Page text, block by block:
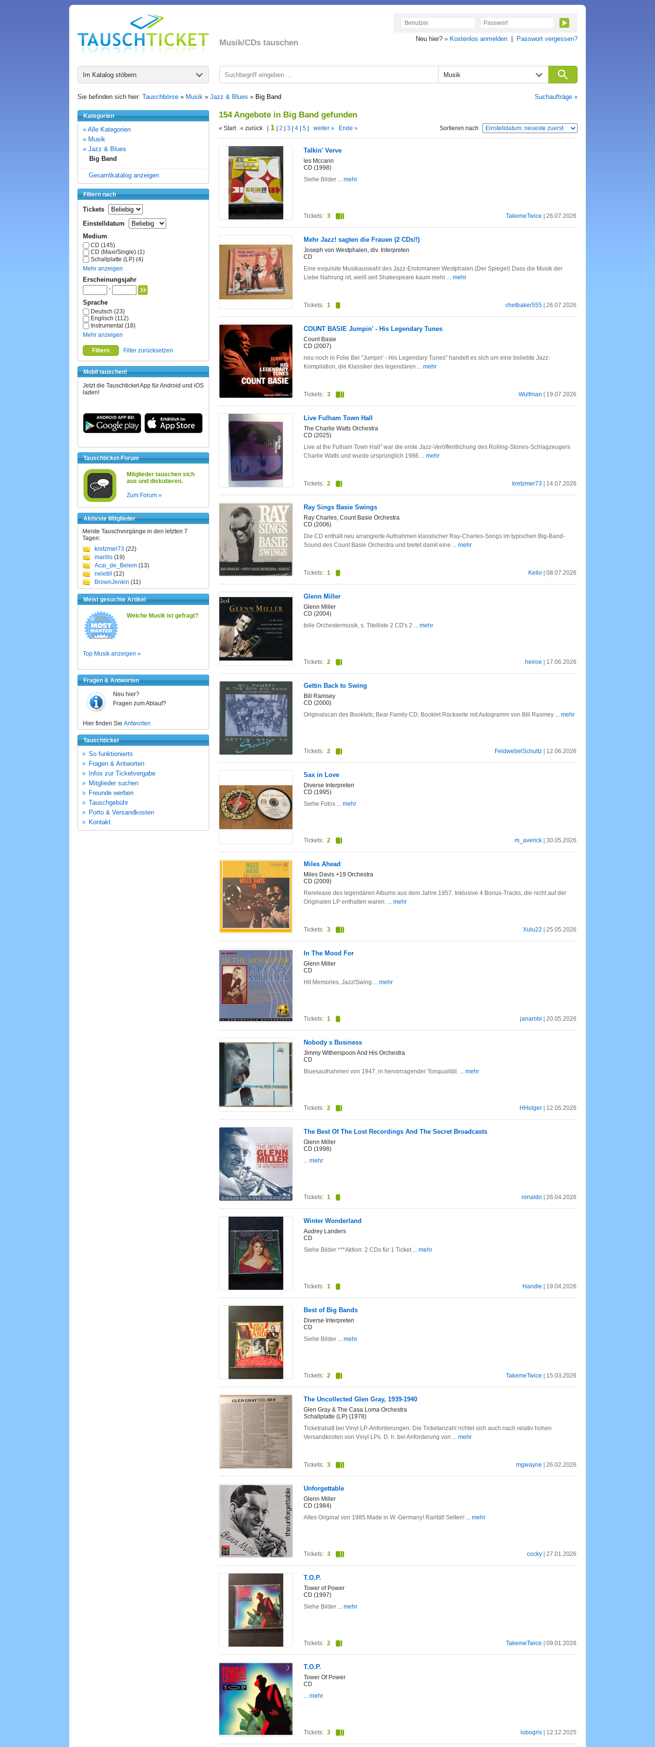
Musik/CDs tauschen Neu hier? » Kostenlos anmelden Passwort vergessen?
Im Katalog stöbern Musik
Sie befinden sich hier: Tauschbörse » Musik » Jazz & Blues » Big Band Suchaufträge »
Kategorien
« Alle Kategorien
« Musik
« Jazz & Blues
Big Band
Gesamtkatalog anzeigen
Filtern nach
Tickets
Einstelldatum
Medium
CD (145)
CD (Maxi/Single) (1)
Schallplatte (LP) (4)
Mehr anzeigen
Erscheinungsjahr
-
Sprache
Deutsch (23)
Englisch (112)
Instrumental (18)
Mehr anzeigen
Filtern Filter zurücksetzen
Mobil tauschen!
Jetzt die Tauschticket App für Android und iOS
laden!
Tauschticket-Forum
Mitglieder tauschen sich
aus und diskutieren.
Zum Forum »
Aktivste Mitglieder
Meiste Tauschvorgänge in den letzten 7
Tagen:
kretzmer73 (22)
marillo (19)
Acai_de_Belem (13)
neletill (12)
BrownJenkin (11)
Meist gesuchte Artikel
Welche Musik ist gefragt?
Top Musik anzeigen »
Fragen & Antworten
Neu hier?
Fragen zum Ablauf?
Hier finden Sie Antworten
Tauschticket
So funktionierts
Fragen & Antworten
Infos zur Ticketvergabe
Mitglieder suchen
Freunde werben
Tauschgebühr
Porto & Versandkosten
Kontakt
154 Angebote in Big Band gefunden
« Start « zurück | 1 2 3 4 5 weiter » Ende » Sortieren nach
Talkin' Verve
les Mccann
CD (1998)
Siehe Bilder ... mehr
TakemeTwice | 26.07.2026
Tickets: 3
Mehr Jazz! sagten die Frauen (2 CDs!!)
Joseph von Westphalen, div. Interpreten
CD
Eine exquisite Musikauswahl des Jazz-Erotomanen Westphalen.(Der Spiegel) Dass die Musik der
Liebe Nahrung ist, weiß seit Shakespeare kaum mehr ... mehr
chetbaker555 | 26.07.2026
Tickets: 1
COUNT BASIE Jumpin' - His Legendary Tunes
Count Basie
CD (2007)
neu noch in Folie Bei "Jumpin' - His Legendary Tunes" handelt es sich um eine beliebte Jazz-
Kompilation, die Klassiker des legendären ... mehr
Wulfman | 19.07.2026
Tickets: 3
Live Fulham Town Hall
The Charlie Watts Orchestra
CD (2025)
Live at the Fulham Town Hall" war die erste Jazz-Veröffentlichung des Rolling-Stones-Schlagzeugers
Charlie Watts und wurde ursprünglich 1986 ... mehr
kretzmer73 | 14.07.2026
Tickets: 2
Ray Sings Basie Swings
Ray Charles, Count Basie Orchestra
CD (2006)
Die CD enthält neu arrangierte Aufnahmen klassischer Ray-Charles-Songs im typischen Big-Band-
Sound des Count Basie Orchestra und bietet damit eine ... mehr
Kello | 08.07.2026
Tickets: 1
Glenn Miller
Glenn Miller
CD (2004)
tolle Orchestermusik, s. Titelliste 2 CD's 2 ... mehr
heiroe | 17.06.2026
Tickets: 2
Gettin Back to Swing
Bill Ramsey
CD (2000)
Originalscan des Booklets; Bear Family CD; Booklet Rückseite mit Autogramm von Bill Rasmey ... mehr
FeldwebelSchultz | 12.06.2026
Tickets: 2
Sax in Love
Diverse Interpreten
CD (1995)
Siehe Fotos ... mehr
m_averick | 30.05.2026
Tickets: 2
Miles Ahead
Miles Davis +19 Orchestra
CD (2009)
Rerelease des legendären Albums aus dem Jahre 1957. Inklusive 4 Bonus-Tracks, die nicht auf der
Originalen LP enthalten waren. ... mehr
Xulu22 | 25.05.2026
Tickets: 3
In The Mood For
Glenn Miller
CD
Hit Memories, Jazz/Swing ... mehr
janarobi | 20.05.2026
Tickets: 1
Nobody s Business
Jimmy Witherspoon And His Orchestra
CD
Bluesaufnahmen von 1947, in hervorragender Tonqualität. ... mehr
HHolger | 12.05.2026
Tickets: 2
The Best Of The Lost Recordings And The Secret Broadcasts
Glenn Miller
CD (1998)
... mehr
ronaldo | 26.04.2026
Tickets: 1
Winter Wonderland
Audrey Landers
CD
Siehe Bilder ***Aktion: 2 CDs für 1 Ticket... mehr
Handle | 19.04.2026
Tickets: 1
Best of Big Bands
Diverse Interpreten
CD
Siehe Bilder ... mehr
TakemeTwice | 15.03.2026
Tickets: 2
The Uncollected Glen Gray, 1939-1940
Glen Gray & The Casa Loma Orchestra
Schallplatte (LP) (1978)
Ticketrabatt bei Vinyl LP-Anforderungen: Die Ticketanzahl richtet sich auch nach relativ hohen
Versandkosten von Vinyl LPs. D. h. bei Anforderung von ... mehr
mgwayne | 26.02.2026
Tickets: 3
Unforgettable
Glenn Miller
CD (1984)
Altes Original von 1985 Made in W.-Germany! Rarität! Selten! ... mehr
cocky | 27.01.2026
Tickets: 3
T.O.P.
Tower of Power
CD (1997)
Siehe Bilder ... mehr
TakemeTwice | 09.01.2026
Tickets: 2
T.O.P.
Tower Of Power
CD
... mehr
lobogris | 12.12.2025
Tickets: 3